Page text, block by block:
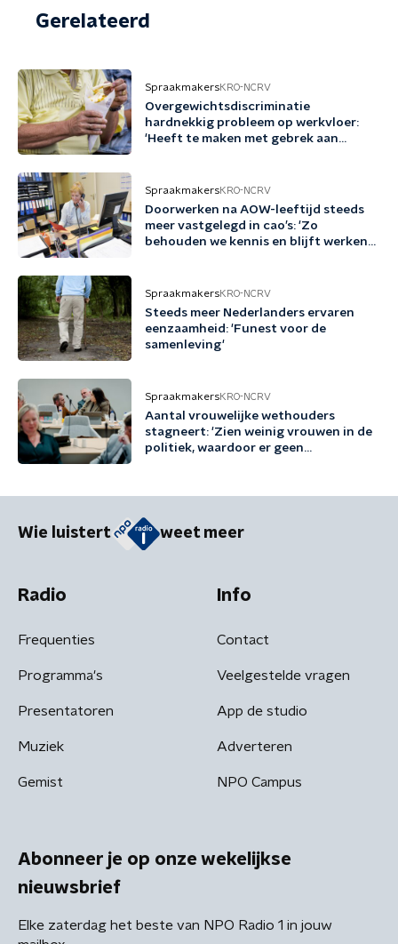
Gerelateerd
SpraakmakersKRO-NCRV
Overgewichtsdiscriminatie
hardnekkig probleem op werkvloer:
'Heeft te maken met gebrek aan
SpraakmakersKRO-NCRV
Doorwerken na AOW-leeftijd steeds
meer vastgelegd in cao’s: 'Zo
behouden we kennis en blijft werken
SpraakmakersKRO-NCRV
Steeds meer Nederlanders ervaren
eenzaamheid: 'Funest voor de
samenleving'
SpraakmakersKRO-NCRV
Aantal vrouwelijke wethouders
stagneert: 'Zien weinig vrouwen in de
politiek, waardoor er geen
Wie luistert weet meer
Radio
Frequenties
Programma's
Presentatoren
Muziek
Gemist
Info
Contact
Veelgestelde vragen
App de studio
Adverteren
NPO Campus
Abonneer je op onze wekelijkse
nieuwsbrief
Elke zaterdag het beste van NPO Radio 1 in jouw